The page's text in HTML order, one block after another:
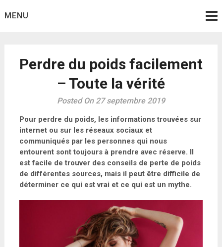
toMENU
Perdre du poids facilement
– Toute la vérité
Posted On 27 septembre 2019
Pour perdre du poids, les informations trouvées sur
internet ou sur les réseaux sociaux et
communiqués par les personnes qui nous
entourent sont toujours à prendre avec réserve. Il
est facile de trouver des conseils de perte de poids
de différentes sources, mais il peut être difficile de
déterminer ce qui est vrai et ce qui est un mythe.